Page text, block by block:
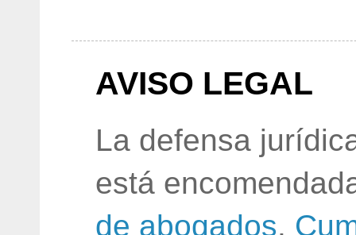
AVISO LEGAL
La defensa
está
de abogados.